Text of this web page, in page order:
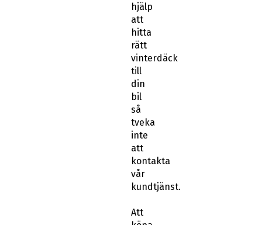
hjälp
att
hitta
rätt
vinterdäck
till
din
bil
så
tveka
inte
att
kontakta
vår
kundtjänst.
Att